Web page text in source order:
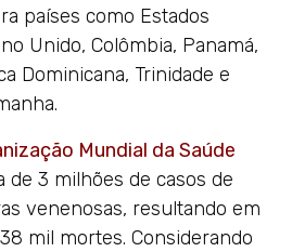
países como Estados
Unido, Colômbia, Panamá,
Dominicana, Trinidade e
Mundial da Saúde
de 3 milhões de casos de
venenosas, resultando em
mil mortes. Considerando